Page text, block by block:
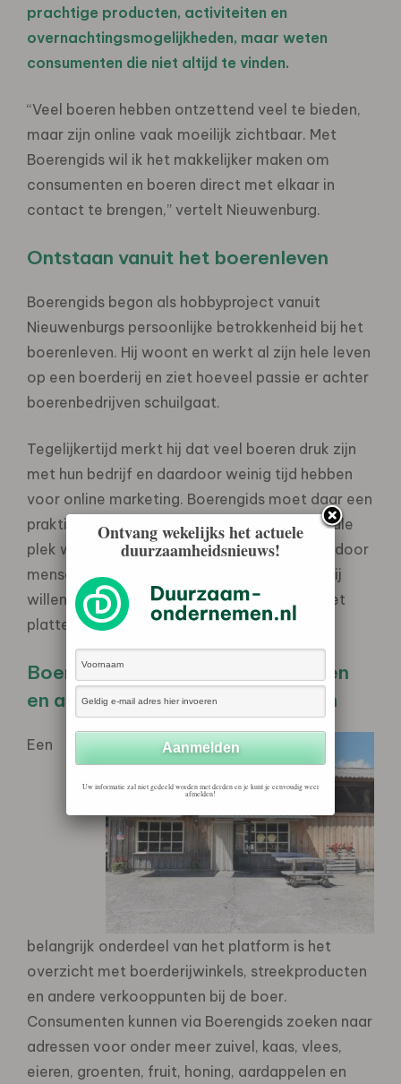
prachtige producten, activiteiten en
overnachtingsmogelijkheden, maar weten
consumenten die niet altijd te vinden.
“Veel boeren hebben ontzettend veel te bieden,
maar zijn online vaak moeilijk zichtbaar. Met
Boerengids wil ik het makkelijker maken om
consumenten en boeren direct met elkaar in
contact te brengen,” vertelt Nieuwenburg.
Ontstaan vanuit het boerenleven
Boerengids begon als hobbyproject vanuit
Nieuwenburgs persoonlijke betrokkenheid bij het
boerenleven. Hij woont en werkt al zijn hele leven
op een boerderij en ziet hoeveel passie er achter
boerenbedrijven schuilgaat.
Tegelijkertijd merkt hij dat veel boeren druk zijn
met hun bedrijf en daardoor weinig tijd hebben
voor online marketing. Boerengids moet daar een
praktische oplossing voor bieden: één centrale
plek waar boeren gevonden kunnen worden door
mensen die lokaal willen kopen, een boerderij
willen bezoeken of willen overnachten op het
platteland.
Boerenbedrijven, streekproducten
en activiteiten makkelijker vinden
Een
belangrijk onderdeel van het platform is het
overzicht met boerderijwinkels, streekproducten
en andere verkooppunten bij de boer.
Consumenten kunnen via Boerengids zoeken naar
adressen voor onder meer zuivel, kaas, vlees,
eieren, groenten, fruit, honing, aardappelen en
Ontvang wekelijks het actuele
duurzaamheidsnieuws!
Uw informatie zal niet gedeeld worden met derden en je kunt je eenvoudig weer
afmelden!